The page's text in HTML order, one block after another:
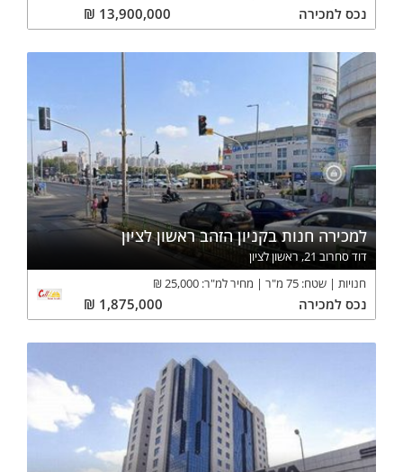
נכס למכירה 13,900,000
₪
למכירה חנות בקניון הזהב ראשון לציון
דוד סחרוב 21, ראשון לציון
חנויות
שטח: 75 מ"ר מחיר למ"ר: 25,000
₪
נכס למכירה 1,875,000
₪